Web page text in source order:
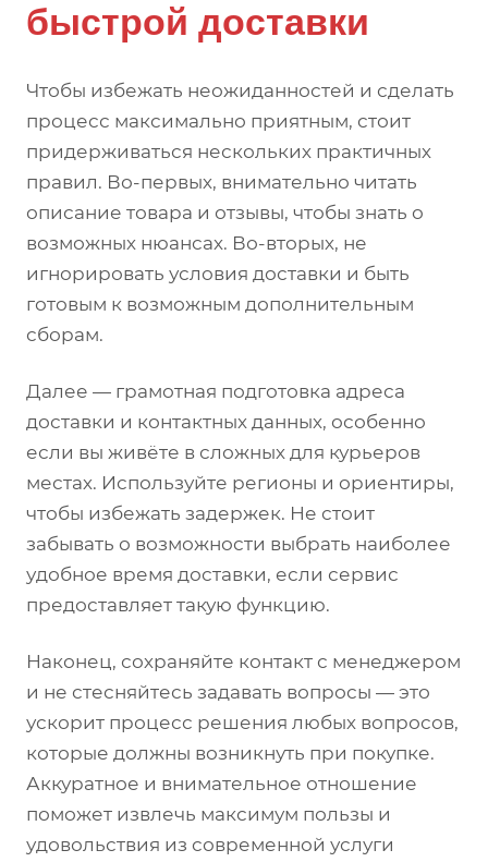
быстрой доставки
Чтобы избежать неожиданностей и сделать
процесс максимально приятным, стоит
придерживаться нескольких практичных
правил. Во-первых, внимательно читать
описание товара и отзывы, чтобы знать о
возможных нюансах. Во-вторых, не
игнорировать условия доставки и быть
готовым к возможным дополнительным
сборам.
Далее — грамотная подготовка адреса
доставки и контактных данных, особенно
если вы живёте в сложных для курьеров
местах. Используйте регионы и ориентиры,
чтобы избежать задержек. Не стоит
забывать о возможности выбрать наиболее
удобное время доставки, если сервис
предоставляет такую функцию.
Наконец, сохраняйте контакт с менеджером
и не стесняйтесь задавать вопросы — это
ускорит процесс решения любых вопросов,
которые должны возникнуть при покупке.
Аккуратное и внимательное отношение
поможет извлечь максимум пользы и
удовольствия из современной услуги